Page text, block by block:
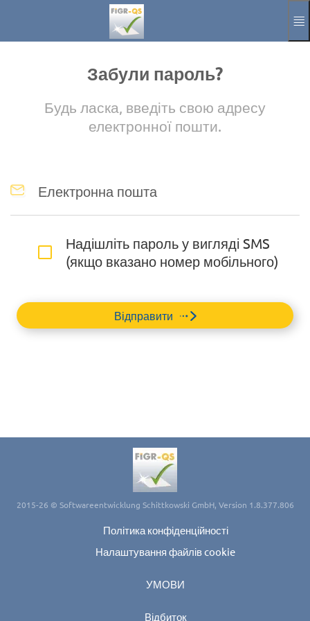
Перейти до основного змісту
Забули пароль?
Будь ласка, введіть свою адресу
електронної пошти.
Електронна пошта
Надішліть пароль у вигляді SMS
(якщо вказано номер мобільного)
Відправити
2015-26 © Softwareentwicklung Schittkowski GmbH, Version 1.8.377.806
Політика конфіденційності
Налаштування файлів cookie
УМОВИ
Відбиток